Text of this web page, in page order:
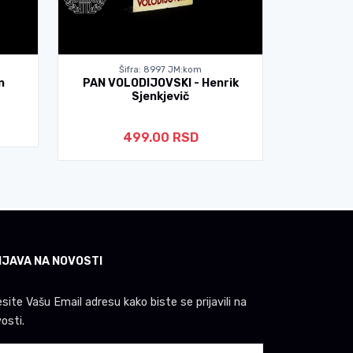
Šifra: 8997 JM:kom
PAN VOLODIJOVSKI - Henrik
Sjenkjevič
499.00 RSD
NA NOVOSTI
Vašu Email adresu kako biste se prijavili na